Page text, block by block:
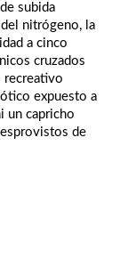
subida
nitrógeno, la
a cinco
cruzados
recreativo
expuesto a
un capricho
de